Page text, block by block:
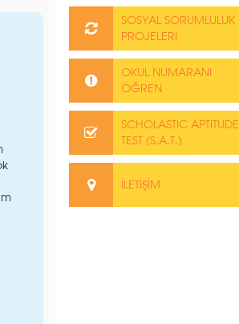
SOSYAL SORUMLULUK
PROJELERİ
OKUL NUMARANI
ÖĞREN
SCHOLASTIC APTITUDE
TEST (S.A.T.)
İLETİŞİM